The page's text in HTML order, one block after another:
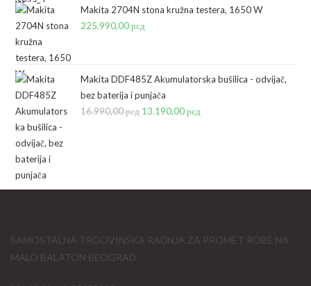
Makita 2704N stona kružna testera, 1650 W
225.990,00рсд
Makita DDF485Z Akumulatorska bušilica - odvijač,
bez baterija i punjača
16.990,00рсд Originalna
13.190,00рсд
SAMOSTALNA TRGOVINSKA RADNJA ZA PROMET ROBE NA
MALO BALATON BEOGRAD